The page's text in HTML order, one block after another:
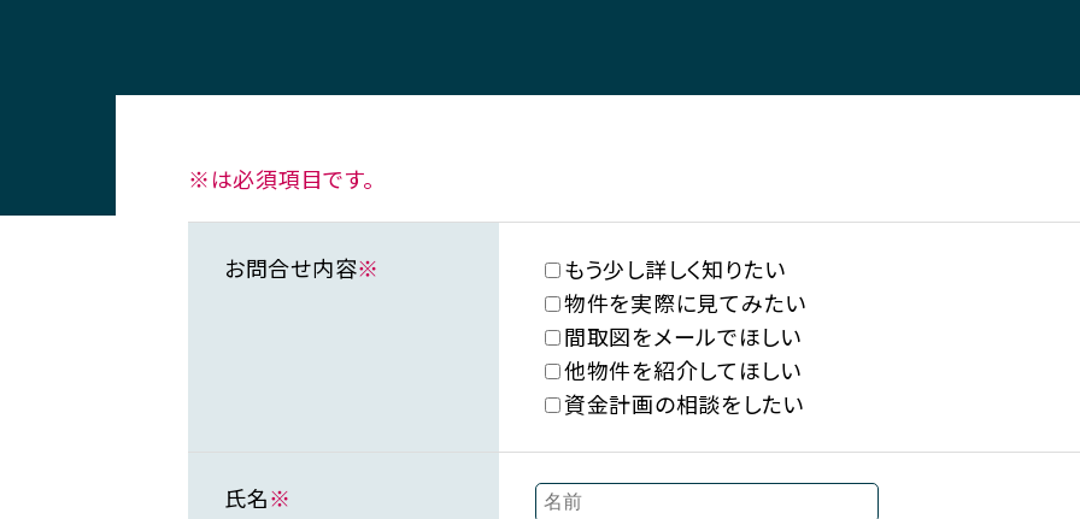
※は必須項目です。
お問合せ内容※
もう少し詳しく知りたい
物件を実際に見てみたい
間取図をメールでほしい
他物件を紹介してほしい
資金計画の相談をしたい
氏名※